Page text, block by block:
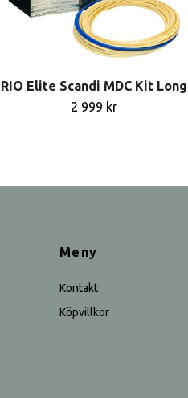
RIO Elite Scandi MDC Kit Long
2 999 kr
Meny
Kontakt
Köpvillkor